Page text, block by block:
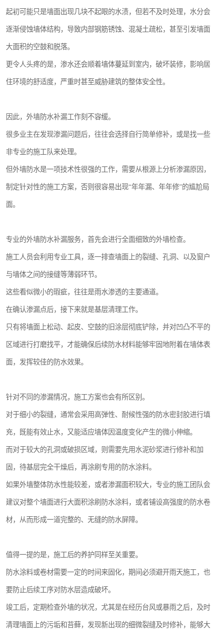
起初可能只是墙面出现几块不起眼的水渍，但若不及时处理，水分会
逐渐侵蚀墙体结构，导致内部钢筋锈蚀、混凝土疏松，甚至引发墙面
大面积的空鼓和脱落。
更令人头疼的是，渗水还会顺着墙体蔓延到室内，破坏装修，影响居
住环境的舒适度，严重时甚至威胁建筑的整体安全性。
因此，外墙防水补漏工作刻不容缓。
很多业主在发现渗漏问题后，往往会选择自行简单修补，或是找一些
非专业的施工队来处理。
但外墙防水是一项技术性很强的工作，需要从根源上分析渗漏原因，
制定针对性的施工方案，否则很容易出现“年年漏、年年修”的尴尬局
面。
专业的外墙防水补漏服务，首先会进行全面细致的外墙检查。
施工人员会利用专业工具，逐一排查墙面上的裂缝、孔洞、以及窗户
与墙体之间的接缝等薄弱环节。
这些看似微小的瑕疵，往往是雨水渗透的主要通道。
在确认渗漏点后，接下来就是基层清理工作。
只有将墙面上松动、起皮、空鼓的旧涂层彻底铲除，并对凹凸不平的
区域进行打磨找平，才能确保后续防水材料能够牢固地附着在墙体表
面，发挥较佳的防水效果。
针对不同的渗漏情况，施工方案也会有所区别。
对于细小的裂缝，通常会采用高弹性、耐候性强的防水密封胶进行填
充，既能有效止水，又能适应墙体因温度变化产生的微小伸缩。
而对于较大的孔洞或破损区域，则需要先用水泥砂浆进行修补和加
固，待基层完全干燥后，再涂刷专用的防水涂料。
如果外墙整体防水性能较差，或者渗漏面积较大，专业的施工团队会
建议对整个墙面进行大面积涂刷防水涂料，或者铺设高强度的防水卷
材，从而形成一道完整的、无缝的防水屏障。
值得一提的是，施工后的养护同样至关重要。
防水涂料或卷材需要一定的时间来固化，期间必须避开雨天施工，也
要防止后续工序对防水层造成破坏。
竣工后，定期检查外墙的状况，尤其是在经历台风或暴雨之后，及时
清理墙面上的污垢和苔藓，发现新出现的细微裂缝及时修补，能够大